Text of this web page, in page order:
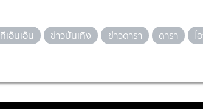
ทีเอ็นเอ็น ข่าวบันเทิง ข่าวดารา ดารา ไ